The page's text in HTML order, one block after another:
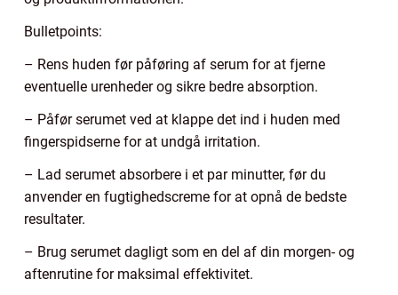
Bulletpoints:
– Rens huden før påføring af serum for at fjerne
eventuelle urenheder og sikre bedre absorption.
– Påfør serumet ved at klappe det ind i huden med
fingerspidserne for at undgå irritation.
– Lad serumet absorbere i et par minutter, før du
anvender en fugtighedscreme for at opnå de bedste
resultater.
– Brug serumet dagligt som en del af din morgen- og
aftenrutine for maksimal effektivitet.